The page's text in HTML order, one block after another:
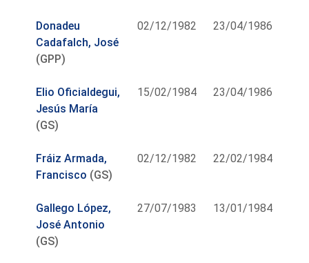
Donadeu
Cadafalch, José
(GPP)
02/12/1982 23/04/1986
Elio Oficialdegui,
Jesús María
(GS)
15/02/1984 23/04/1986
Fráiz Armada,
Francisco (GS)
02/12/1982 22/02/1984
Gallego López,
José Antonio
(GS)
27/07/1983 13/01/1984